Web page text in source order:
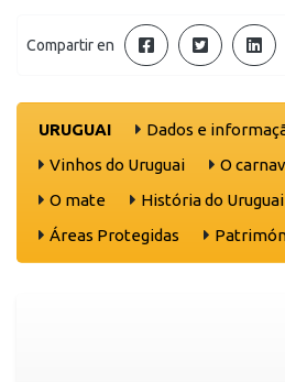
Compartir en
URUGUAI
Dados e
Vinhos do Uruguai
O
O mate
História do Uruguai
Áreas Protegidas